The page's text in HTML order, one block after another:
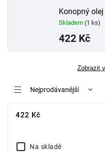
Konopný
Skladem (1 ks)
422 Kč
Zobrazit
Nejprodávanější
422 Kč
Na skladě